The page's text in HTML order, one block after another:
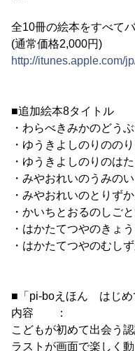
全10冊の絵本をすべて
(通常価格2,000円)
http://itunes.apple.com/
■追加絵本8タイトル
・わらべきみかのどう
・ゆうきよしのりのの
・ゆうきよしのりのは
・みやおれいのうみの
・みやおれいのとりず
・かいちとおるのしご
・はかたてつやのきょ
・はかたてつやのむし
■「pi-boえほん はじめ
内容 ：
こどもが初めて出会う
ラストが画面で楽しく